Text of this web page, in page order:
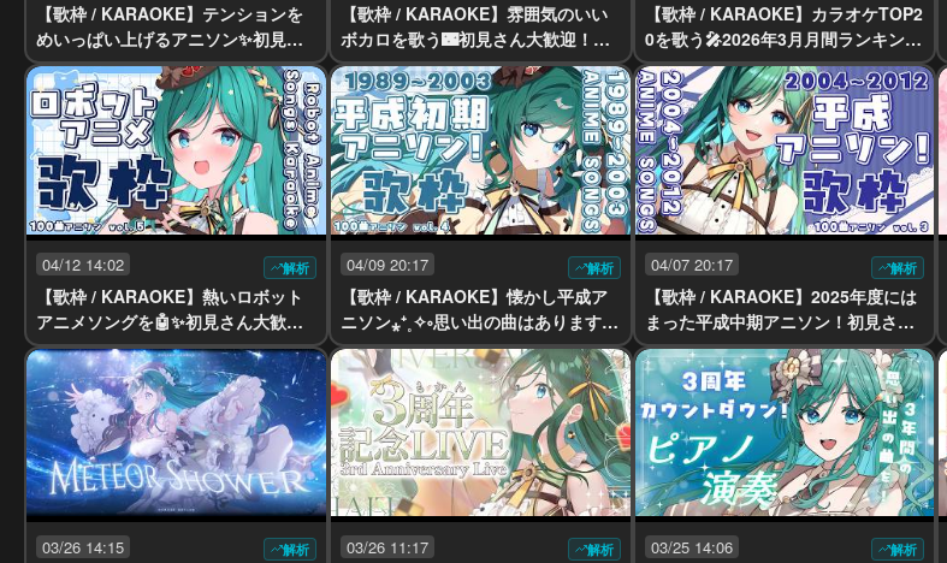
【歌枠 / KARAOKE】テンションを
めいっぱい上げるアニソン✨初見さ
ん大歓迎！一緒にもりあがろう！【
#もかん #vtuber #vsinger】
【歌枠 / KARAOKE】雰囲気のいい
ボカロを歌う🌃初見さん大歓迎！一
緒に浸ろ【 #もかん #vtuber #vsing
er】
【歌枠 / KARAOKE】カラオケTOP2
0を歌う🎤2026年3月月間ランキング
🍑初見さん大歓迎！【 #もかん #vtu
ber #vsinger】
04/12 14:02 解析
【歌枠 / KARAOKE】熱いロボット
アニメソングを🤖✨初見さん大歓
迎！100曲アニソンvol.5【 #もかん
#vtuber #vsinger】
04/09 20:17 解析
【歌枠 / KARAOKE】懐かし平成ア
ニソン⁎⁺˳✧༚思い出の曲はあります
か？初見さん大歓迎！100曲アニソ
ンvol.4【 #もかん #vtuber #vsinge
r】
04/07 20:17 解析
【歌枠 / KARAOKE】2025年度には
まった平成中期アニソン！初見さん
大歓迎！１００曲アニソン折り返
し｡ﾟ･☆･｡ﾟ【 #もかん #vtuber #vsi
nger】
03/26 14:15 解析 03/26 11:17 解析 03/25 14:06 解析